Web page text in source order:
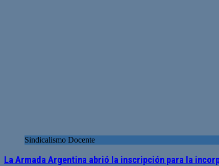
Sindicalismo Docente
La Armada Argentina abrió la inscripción para la